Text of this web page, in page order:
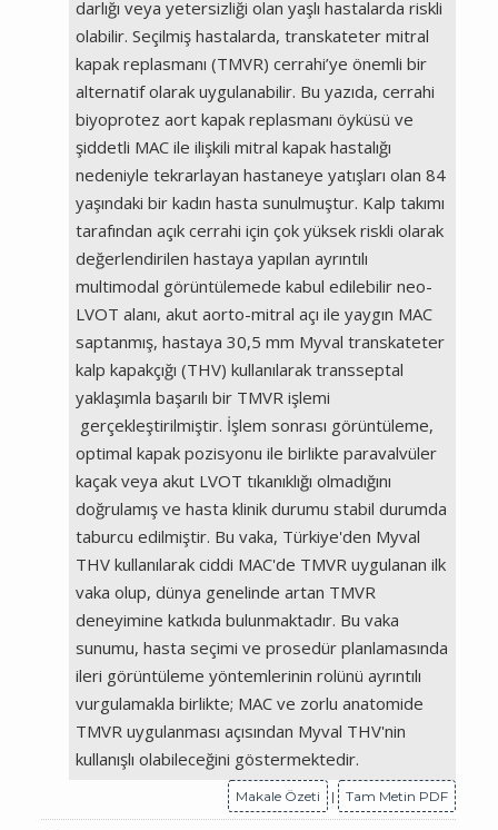
darlığı veya yetersizliği olan yaşlı hastalarda riskli
olabilir. Seçilmiş hastalarda, transkateter mitral
kapak replasmanı (TMVR) cerrahi’ye önemli bir
alternatif olarak uygulanabilir. Bu yazıda, cerrahi
biyoprotez aort kapak replasmanı öyküsü ve
şiddetli MAC ile ilişkili mitral kapak hastalığı
nedeniyle tekrarlayan hastaneye yatışları olan 84
yaşındaki bir kadın hasta sunulmuştur. Kalp takımı
tarafından açık cerrahi için çok yüksek riskli olarak
değerlendirilen hastaya yapılan ayrıntılı
multimodal görüntülemede kabul edilebilir neo-
LVOT alanı, akut aorto-mitral açı ile yaygın MAC
saptanmış, hastaya 30,5 mm Myval transkateter
kalp kapakçığı (THV) kullanılarak transseptal
yaklaşımla başarılı bir TMVR işlemi
gerçekleştirilmiştir. İşlem sonrası görüntüleme,
optimal kapak pozisyonu ile birlikte paravalvüler
kaçak veya akut LVOT tıkanıklığı olmadığını
doğrulamış ve hasta klinik durumu stabil durumda
taburcu edilmiştir. Bu vaka, Türkiye'den Myval
THV kullanılarak ciddi MAC'de TMVR uygulanan ilk
vaka olup, dünya genelinde artan TMVR
deneyimine katkıda bulunmaktadır. Bu vaka
sunumu, hasta seçimi ve prosedür planlamasında
ileri görüntüleme yöntemlerinin rolünü ayrıntılı
vurgulamakla birlikte; MAC ve zorlu anatomide
TMVR uygulanması açısından Myval THV'nin
kullanışlı olabileceğini göstermektedir.
Makale Özeti | Tam Metin PDF